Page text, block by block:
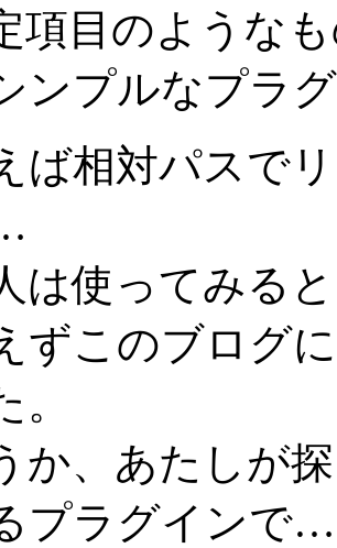
項目のような
ンプルなプラ
ば相対パスで
は使ってみる
ずこのブログ
か、あたしが
プラグインで